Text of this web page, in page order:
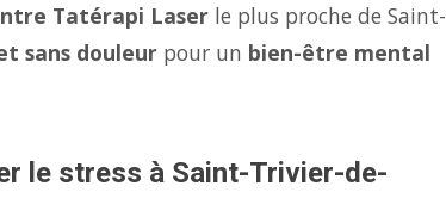
Tatérapi Laser le plus proche de Saint-
sans douleur pour un bien-être mental
le stress à Saint-Trivier-de-